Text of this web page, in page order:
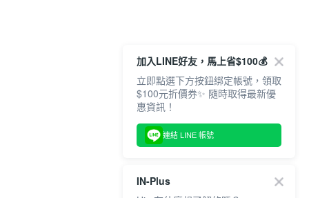
加入LINE好友，馬上省$100💰
立即點選下方按鈕綁定帳號，領取
$100元折價券✨ 隨時取得最新優
惠資訊！
連結 LINE 帳號
IN-Plus